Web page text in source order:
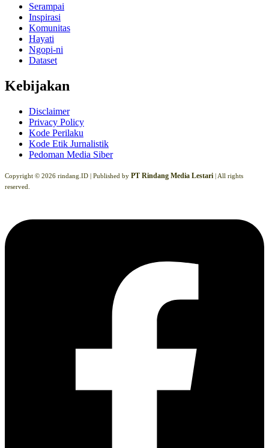
Serampai
Inspirasi
Komunitas
Hayati
Ngopi-ni
Dataset
Kebijakan
Disclaimer
Privacy Policy
Kode Perilaku
Kode Etik Jurnalistik
Pedoman Media Siber
Copyright © 2026 rindang.ID | Published by PT Rindang Media Lestari | All rights
reserved.